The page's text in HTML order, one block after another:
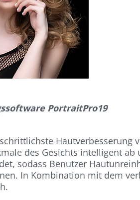
PortraitPro19
Hautverbesserung
des Gesichts intelligent
sodass Benutzer
In Kombination mit dem